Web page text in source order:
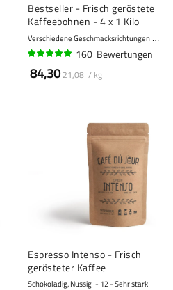
Bestseller - Frisch geröstete
Kaffeebohnen - 4 x 1 Kilo
Verschiedene Geschmacksrichtungen 8 -
160 Bewertungen
84,30 21,08 / kg
Espresso Intenso - Frisch
gerösteter Kaffee
Schokoladig, Nussig 12 - Sehr stark